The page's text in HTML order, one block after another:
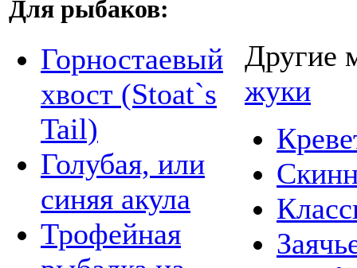
Для рыбаков:
Горностаевый
хвост (Stoat`s
Tail)
Голубая, или
синяя акула
Трофейная
Другие
жуки